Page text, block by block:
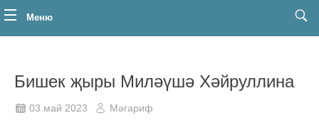
Меню
Бишек җыры Миләүшә Хәйруллина
03 май 2023 Мәгариф